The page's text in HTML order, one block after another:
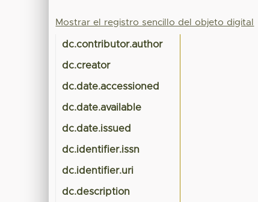
Mostrar el registro sencillo del objeto digital
dc.contributor.author
dc.creator
dc.date.accessioned
dc.date.available
dc.date.issued
dc.identifier.issn
dc.identifier.uri
dc.description